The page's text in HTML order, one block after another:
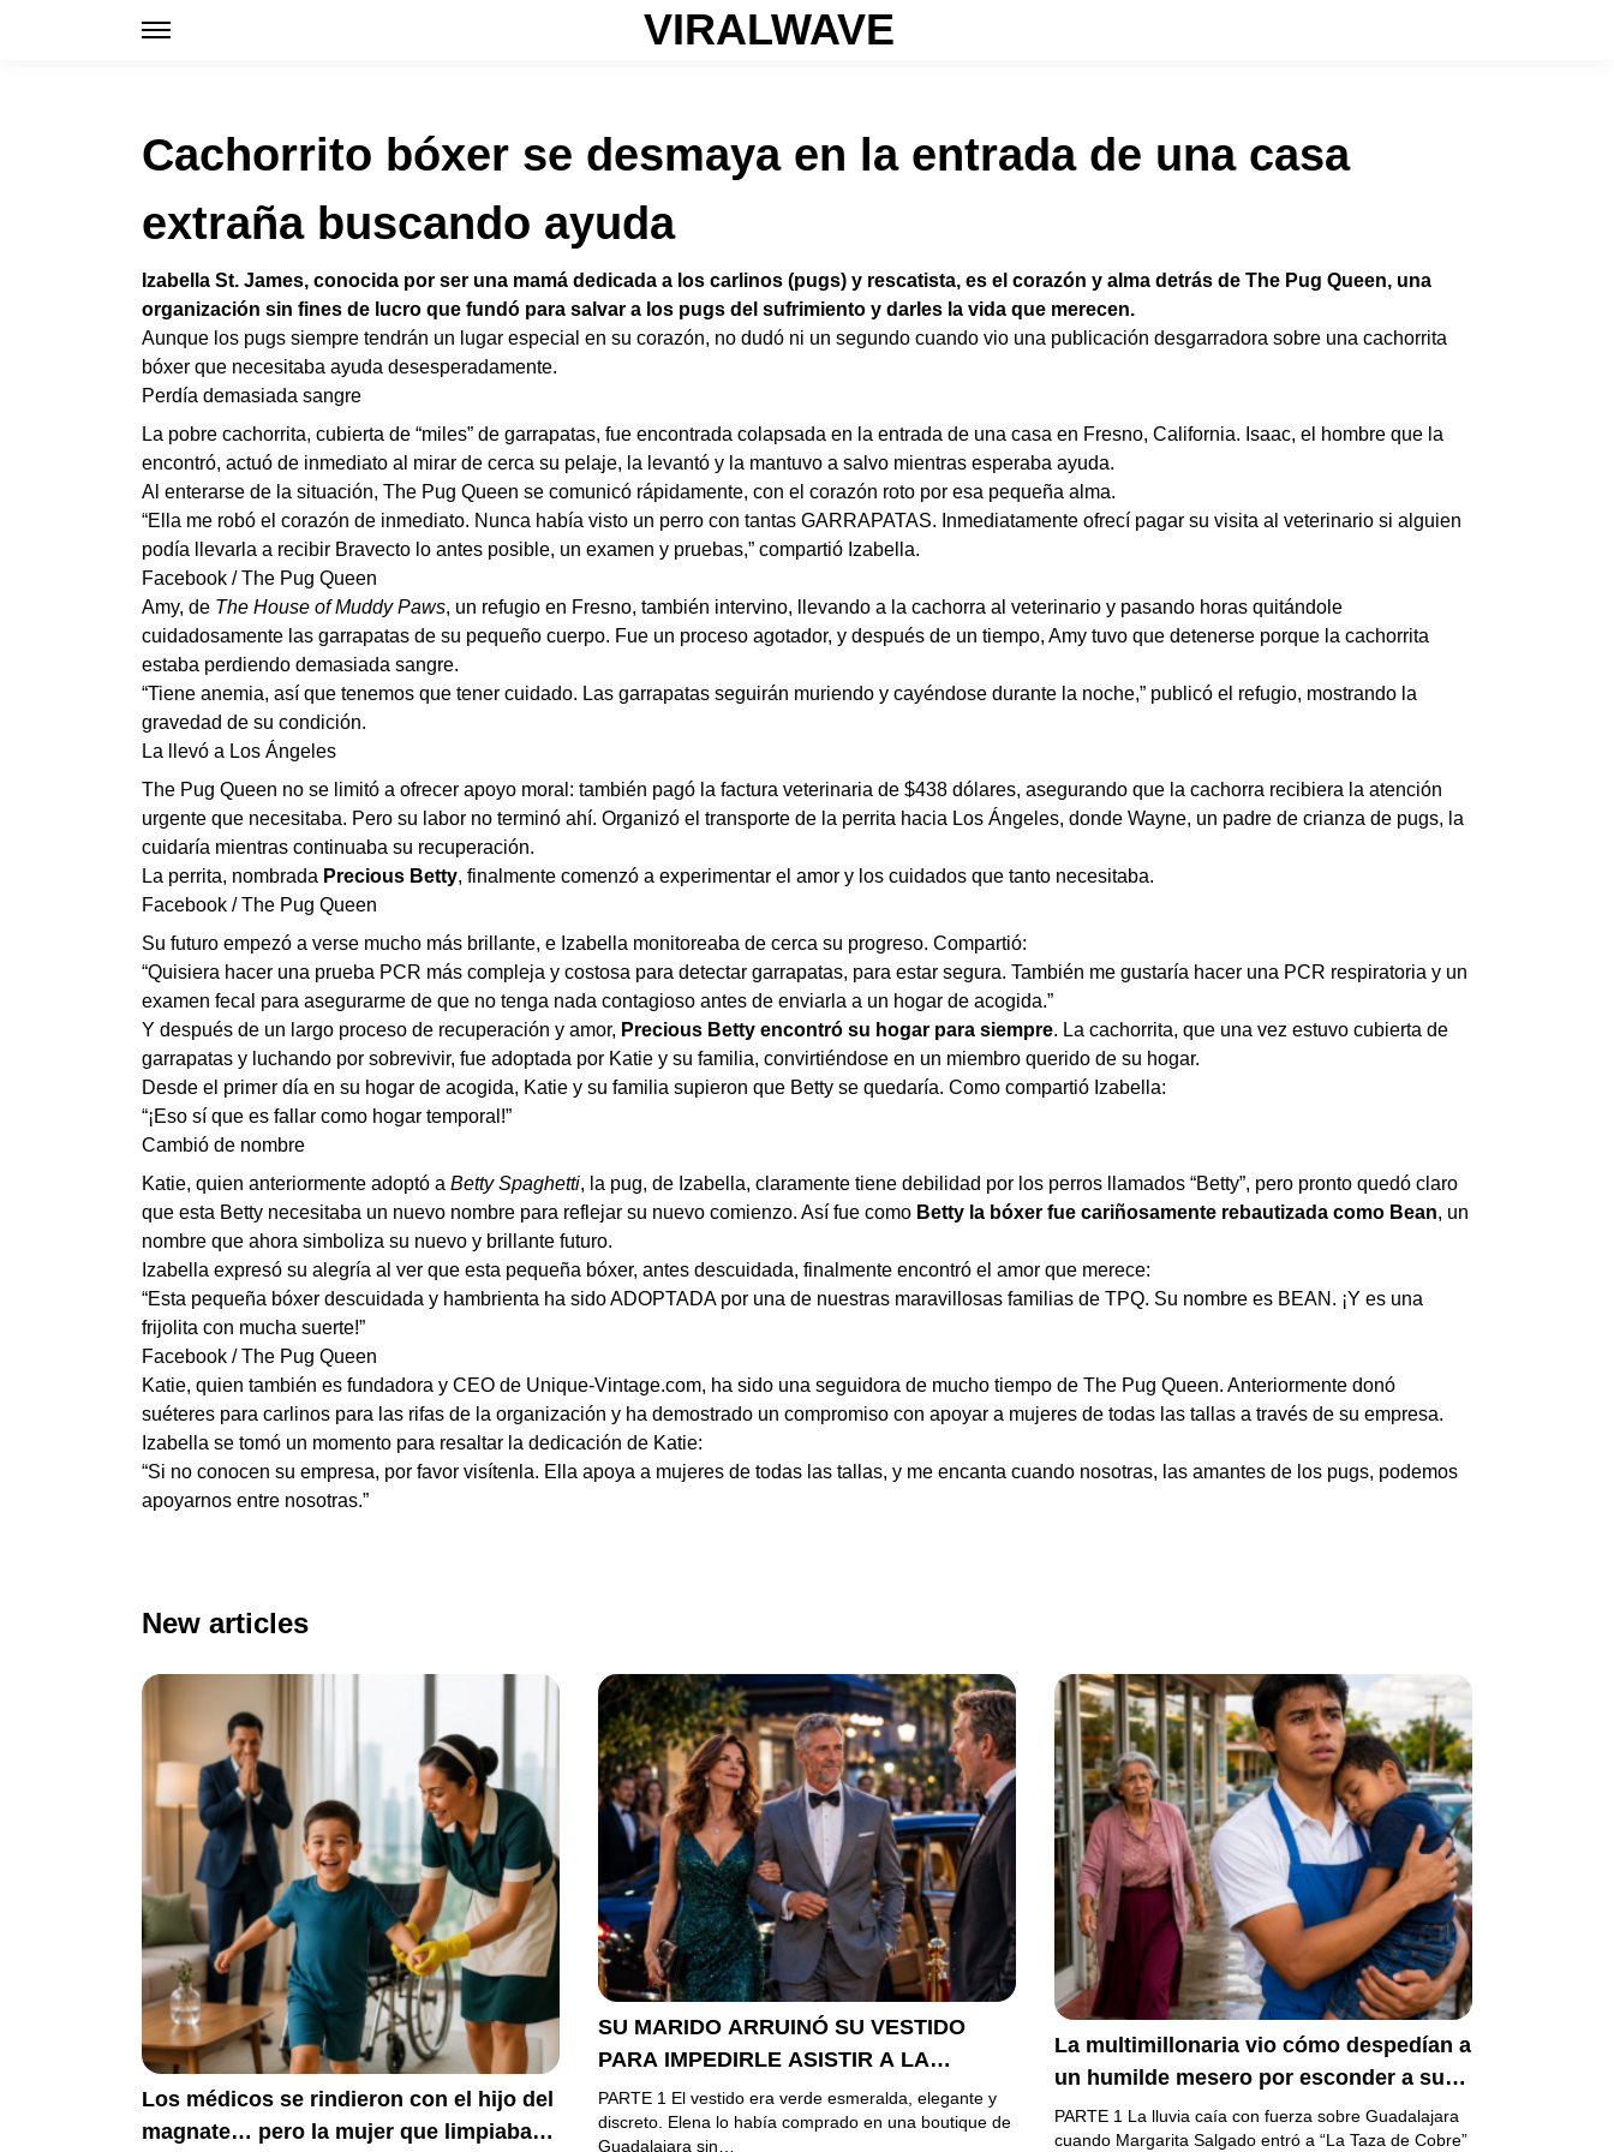
VIRALWAVE
Cachorrito bóxer se desmaya en la entrada de una casa
extraña buscando ayuda
Izabella St. James, conocida por ser una mamá dedicada a los carlinos (pugs) y rescatista, es el corazón y alma detrás de The Pug Queen, una
organización sin fines de lucro que fundó para salvar a los pugs del sufrimiento y darles la vida que merecen.
Aunque los pugs siempre tendrán un lugar especial en su corazón, no dudó ni un segundo cuando vio una publicación desgarradora sobre una cachorrita
bóxer que necesitaba ayuda desesperadamente.
Perdía demasiada sangre
La pobre cachorrita, cubierta de “miles” de garrapatas, fue encontrada colapsada en la entrada de una casa en Fresno, California. Isaac, el hombre que la
encontró, actuó de inmediato al mirar de cerca su pelaje, la levantó y la mantuvo a salvo mientras esperaba ayuda.
Al enterarse de la situación, The Pug Queen se comunicó rápidamente, con el corazón roto por esa pequeña alma.
“Ella me robó el corazón de inmediato. Nunca había visto un perro con tantas GARRAPATAS. Inmediatamente ofrecí pagar su visita al veterinario si alguien
podía llevarla a recibir Bravecto lo antes posible, un examen y pruebas,” compartió Izabella.
Facebook / The Pug Queen
Amy, de The House of Muddy Paws, un refugio en Fresno, también intervino, llevando a la cachorra al veterinario y pasando horas quitándole
cuidadosamente las garrapatas de su pequeño cuerpo. Fue un proceso agotador, y después de un tiempo, Amy tuvo que detenerse porque la cachorrita
estaba perdiendo demasiada sangre.
“Tiene anemia, así que tenemos que tener cuidado. Las garrapatas seguirán muriendo y cayéndose durante la noche,” publicó el refugio, mostrando la
gravedad de su condición.
La llevó a Los Ángeles
The Pug Queen no se limitó a ofrecer apoyo moral: también pagó la factura veterinaria de $438 dólares, asegurando que la cachorra recibiera la atención
urgente que necesitaba. Pero su labor no terminó ahí. Organizó el transporte de la perrita hacia Los Ángeles, donde Wayne, un padre de crianza de pugs, la
cuidaría mientras continuaba su recuperación.
La perrita, nombrada Precious Betty, finalmente comenzó a experimentar el amor y los cuidados que tanto necesitaba.
Facebook / The Pug Queen
Su futuro empezó a verse mucho más brillante, e Izabella monitoreaba de cerca su progreso. Compartió:
“Quisiera hacer una prueba PCR más compleja y costosa para detectar garrapatas, para estar segura. También me gustaría hacer una PCR respiratoria y un
examen fecal para asegurarme de que no tenga nada contagioso antes de enviarla a un hogar de acogida.”
Y después de un largo proceso de recuperación y amor, Precious Betty encontró su hogar para siempre. La cachorrita, que una vez estuvo cubierta de
garrapatas y luchando por sobrevivir, fue adoptada por Katie y su familia, convirtiéndose en un miembro querido de su hogar.
Desde el primer día en su hogar de acogida, Katie y su familia supieron que Betty se quedaría. Como compartió Izabella:
“¡Eso sí que es fallar como hogar temporal!”
Cambió de nombre
Katie, quien anteriormente adoptó a Betty Spaghetti, la pug, de Izabella, claramente tiene debilidad por los perros llamados “Betty”, pero pronto quedó claro
que esta Betty necesitaba un nuevo nombre para reflejar su nuevo comienzo. Así fue como Betty la bóxer fue cariñosamente rebautizada como Bean, un
nombre que ahora simboliza su nuevo y brillante futuro.
Izabella expresó su alegría al ver que esta pequeña bóxer, antes descuidada, finalmente encontró el amor que merece:
“Esta pequeña bóxer descuidada y hambrienta ha sido ADOPTADA por una de nuestras maravillosas familias de TPQ. Su nombre es BEAN. ¡Y es una
frijolita con mucha suerte!”
Facebook / The Pug Queen
Katie, quien también es fundadora y CEO de Unique-Vintage.com, ha sido una seguidora de mucho tiempo de The Pug Queen. Anteriormente donó
suéteres para carlinos para las rifas de la organización y ha demostrado un compromiso con apoyar a mujeres de todas las tallas a través de su empresa.
Izabella se tomó un momento para resaltar la dedicación de Katie:
“Si no conocen su empresa, por favor visítenla. Ella apoya a mujeres de todas las tallas, y me encanta cuando nosotras, las amantes de los pugs, podemos
apoyarnos entre nosotras.”
New articles
Los médicos se rindieron con el hijo del
magnate… pero la mujer que limpiaba
SU MARIDO ARRUINÓ SU VESTIDO
PARA IMPEDIRLE ASISTIR A LA
GALA… PERO ELLA LLEGÓ EN
LIMUSINA COMO INVITADA DE HONOR
PARTE 1 El vestido era verde esmeralda, elegante y
discreto. Elena lo había comprado en una boutique de
Guadalajara sin…
La multimillonaria vio cómo despedían a
un humilde mesero por esconder a su
hermanito enfermo… pero el verdadero
escándalo estaba a punto de estallar.
PARTE 1 La lluvia caía con fuerza sobre Guadalajara
cuando Margarita Salgado entró a “La Taza de Cobre”